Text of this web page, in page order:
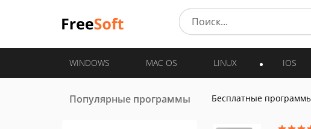
WINDOWS MAC OS LINUX IOS
Популярные программы Бесплатные